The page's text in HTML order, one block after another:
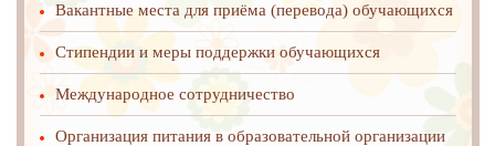
Вакантные места для приёма (перевода) обучающихся
Стипендии и меры поддержки обучающихся
Международное cотрудничество
Организация питания в образовательной организации